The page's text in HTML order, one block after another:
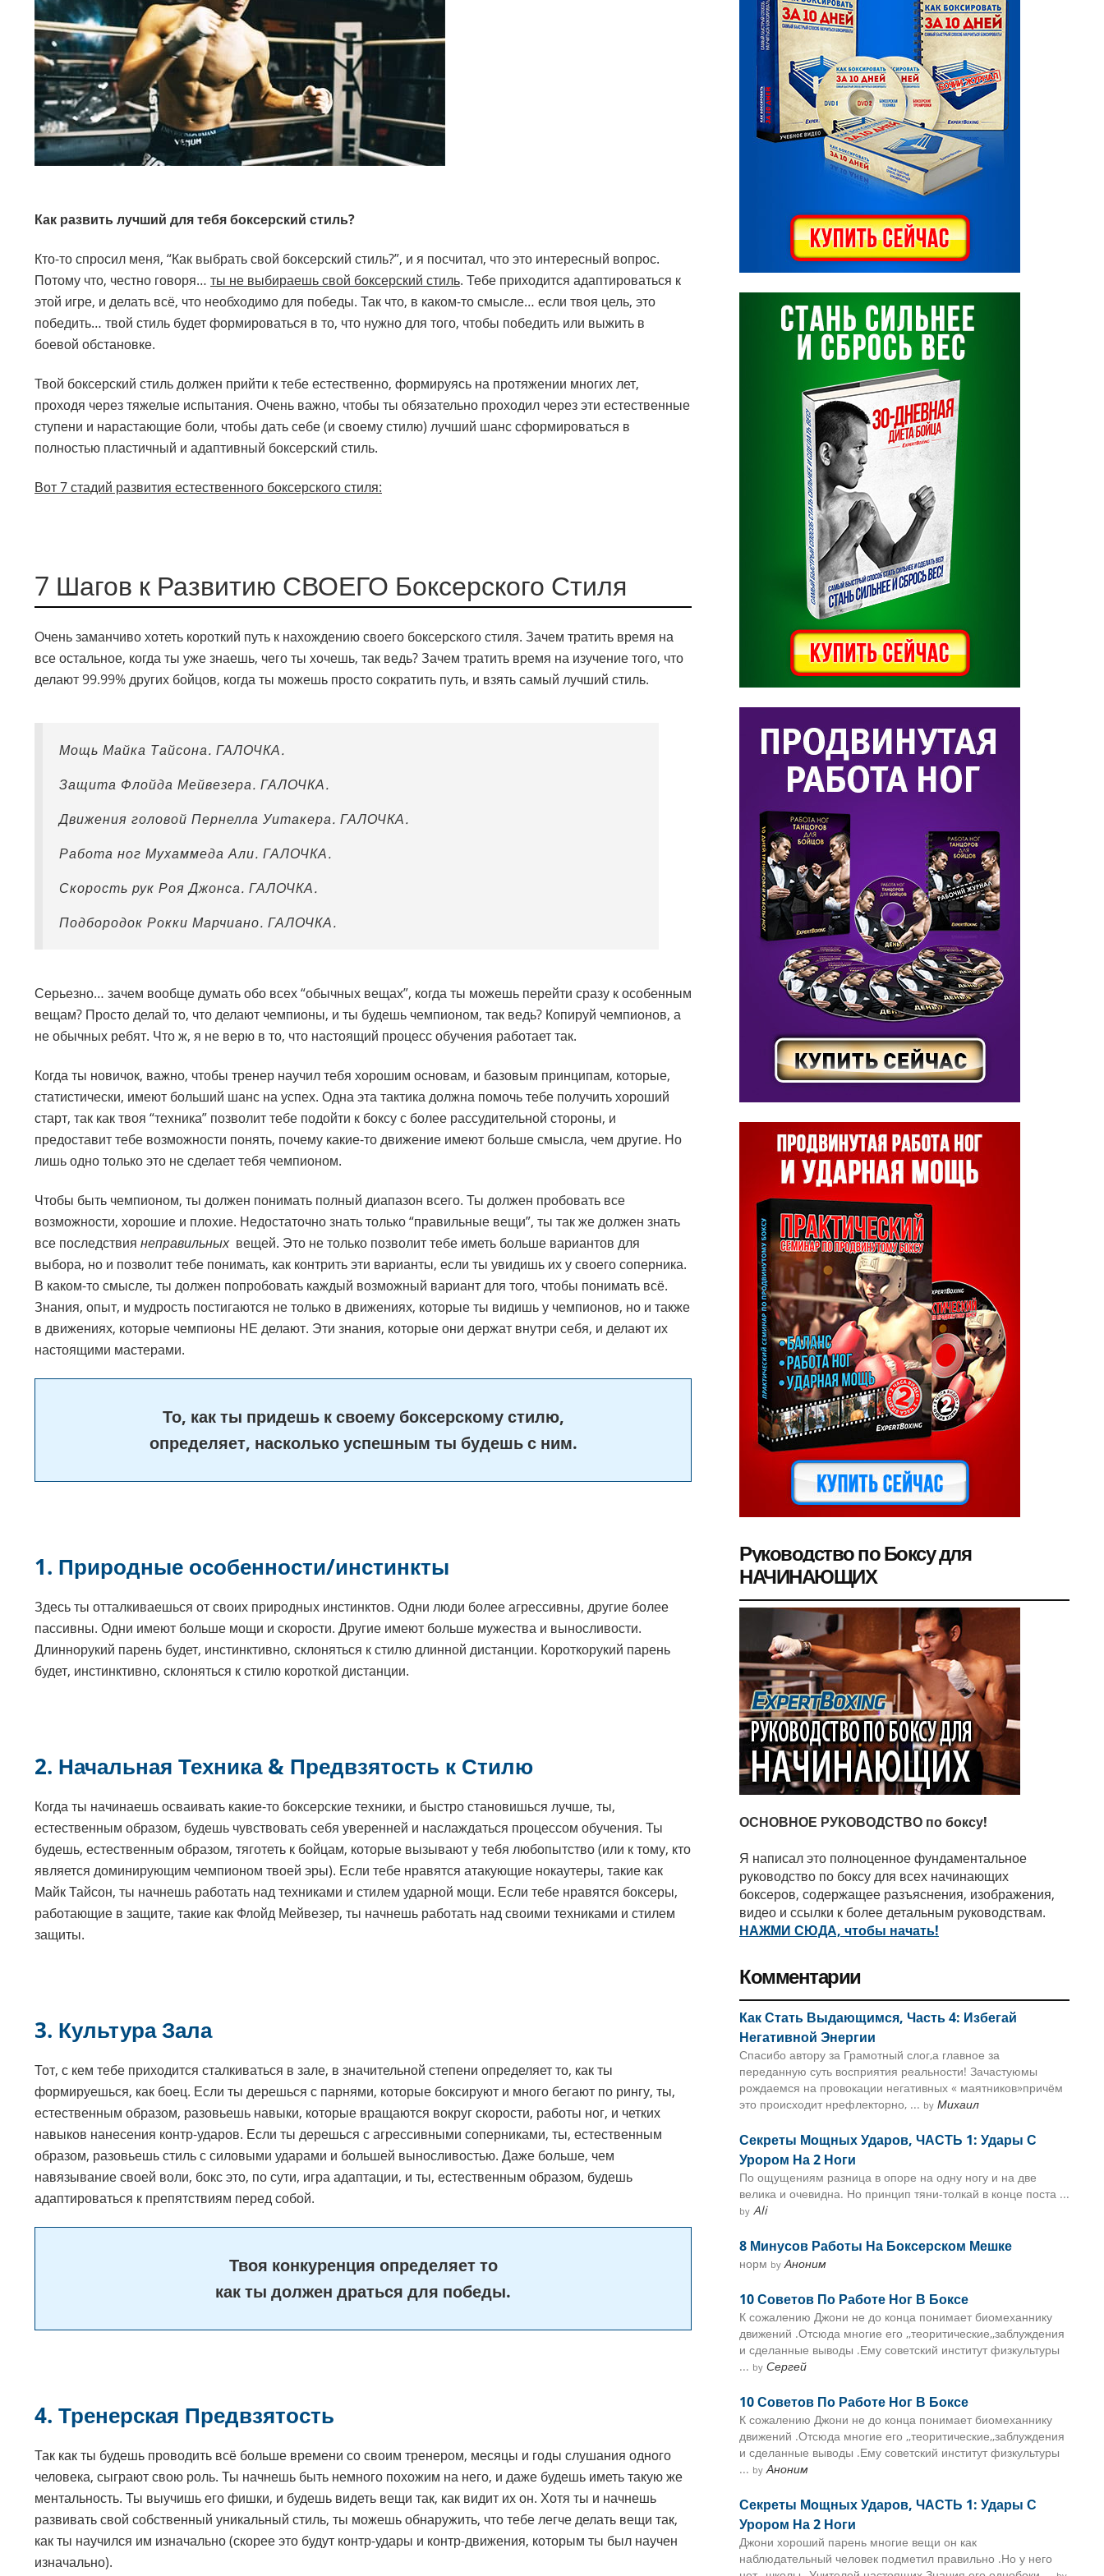
Как развить лучший для тебя боксерский стиль?
Кто-то спросил меня, “Как выбрать свой боксерский стиль?”, и я посчитал, что это интересный вопрос.
Потому что, честно говоря… ты не выбираешь свой боксерский стиль. Тебе приходится адаптироваться к
этой игре, и делать всё, что необходимо для победы. Так что, в каком-то смысле… если твоя цель, это
победить… твой стиль будет формироваться в то, что нужно для того, чтобы победить или выжить в
боевой обстановке.
Твой боксерский стиль должен прийти к тебе естественно, формируясь на протяжении многих лет,
проходя через тяжелые испытания. Очень важно, чтобы ты обязательно проходил через эти естественные
ступени и нарастающие боли, чтобы дать себе (и своему стилю) лучший шанс сформироваться в
полностью пластичный и адаптивный боксерский стиль.
Вот 7 стадий развития естественного боксерского стиля:
7 Шагов к Развитию СВОЕГО Боксерского Стиля
Очень заманчиво хотеть короткий путь к нахождению своего боксерского стиля. Зачем тратить время на
все остальное, когда ты уже знаешь, чего ты хочешь, так ведь? Зачем тратить время на изучение того, что
делают 99.99% других бойцов, когда ты можешь просто сократить путь, и взять самый лучший стиль.
Мощь Майка Тайсона. ГАЛОЧКА.
Защита Флойда Мейвезера. ГАЛОЧКА.
Движения головой Пернелла Уитакера. ГАЛОЧКА.
Работа ног Мухаммеда Али. ГАЛОЧКА.
Скорость рук Роя Джонса. ГАЛОЧКА.
Подбородок Рокки Марчиано. ГАЛОЧКА.
Серьезно… зачем вообще думать обо всех “обычных вещах”, когда ты можешь перейти сразу к особенным
вещам? Просто делай то, что делают чемпионы, и ты будешь чемпионом, так ведь? Копируй чемпионов, а
не обычных ребят. Что ж, я не верю в то, что настоящий процесс обучения работает так.
Когда ты новичок, важно, чтобы тренер научил тебя хорошим основам, и базовым принципам, которые,
статистически, имеют больший шанс на успех. Одна эта тактика должна помочь тебе получить хороший
старт, так как твоя “техника” позволит тебе подойти к боксу с более рассудительной стороны, и
предоставит тебе возможности понять, почему какие-то движение имеют больше смысла, чем другие. Но
лишь одно только это не сделает тебя чемпионом.
Чтобы быть чемпионом, ты должен понимать полный диапазон всего. Ты должен пробовать все
возможности, хорошие и плохие. Недостаточно знать только “правильные вещи”, ты так же должен знать
все последствия неправильных вещей. Это не только позволит тебе иметь больше вариантов для
выбора, но и позволит тебе понимать, как контрить эти варианты, если ты увидишь их у своего соперника.
В каком-то смысле, ты должен попробовать каждый возможный вариант для того, чтобы понимать всё.
Знания, опыт, и мудрость постигаются не только в движениях, которые ты видишь у чемпионов, но и также
в движениях, которые чемпионы НЕ делают. Эти знания, которые они держат внутри себя, и делают их
настоящими мастерами.
То, как ты придешь к своему боксерскому стилю,
определяет, насколько успешным ты будешь с ним.
1. Природные особенности/инстинкты
Здесь ты отталкиваешься от своих природных инстинктов. Одни люди более агрессивны, другие более
пассивны. Одни имеют больше мощи и скорости. Другие имеют больше мужества и выносливости.
Длиннорукий парень будет, инстинктивно, склоняться к стилю длинной дистанции. Короткорукий парень
будет, инстинктивно, склоняться к стилю короткой дистанции.
2. Начальная Техника & Предвзятость к Стилю
Когда ты начинаешь осваивать какие-то боксерские техники, и быстро становишься лучше, ты,
естественным образом, будешь чувствовать себя уверенней и наслаждаться процессом обучения. Ты
будешь, естественным образом, тяготеть к бойцам, которые вызывают у тебя любопытство (или к тому, кто
является доминирующим чемпионом твоей эры). Если тебе нравятся атакующие нокаутеры, такие как
Майк Тайсон, ты начнешь работать над техниками и стилем ударной мощи. Если тебе нравятся боксеры,
работающие в защите, такие как Флойд Мейвезер, ты начнешь работать над своими техниками и стилем
защиты.
3. Культура Зала
Тот, с кем тебе приходится сталкиваться в зале, в значительной степени определяет то, как ты
формируешься, как боец. Если ты дерешься с парнями, которые боксируют и много бегают по рингу, ты,
естественным образом, разовьешь навыки, которые вращаются вокруг скорости, работы ног, и четких
навыков нанесения контр-ударов. Если ты дерешься с агрессивными соперниками, ты, естественным
образом, разовьешь стиль с силовыми ударами и большей выносливостью. Даже больше, чем
навязывание своей воли, бокс это, по сути, игра адаптации, и ты, естественным образом, будешь
адаптироваться к препятствиям перед собой.
Твоя конкуренция определяет то
как ты должен драться для победы.
4. Тренерская Предвзятость
Так как ты будешь проводить всё больше времени со своим тренером, месяцы и годы слушания одного
человека, сыграют свою роль. Ты начнешь быть немного похожим на него, и даже будешь иметь такую же
ментальность. Ты выучишь его фишки, и будешь видеть вещи так, как видит их он. Хотя ты и начнешь
развивать свой собственный уникальный стиль, ты можешь обнаружить, что тебе легче делать вещи так,
как ты научился им изначально (скорее это будут контр-удары и контр-движения, которым ты был научен
изначально).
Руководство по Боксу для
НАЧИНАЮЩИХ
ОСНОВНОЕ РУКОВОДСТВО по боксу!
Я написал это полноценное фундаментальное
руководство по боксу для всех начинающих
боксеров, содержащее разъяснения, изображения,
видео и ссылки к более детальным руководствам.
НАЖМИ СЮДА, чтобы начать!
Комментарии
Как Стать Выдающимся, Часть 4: Избегай
Негативной Энергии
Спасибо автору за Грамотный слог,а главное за
переданную суть восприятия реальности! Зачастуюмы
рождаемся на провокации негативных « маятников»причём
это происходит нрефлекторно, ... by Михаил
Секреты Мощных Ударов, ЧАСТЬ 1: Удары С
Урором На 2 Ноги
По ощущениям разница в опоре на одну ногу и на две
велика и очевидна. Но принцип тяни-толкай в конце поста ...
by Ali
8 Минусов Работы На Боксерском Мешке
норм by Аноним
10 Советов По Работе Ног В Боксе
К сожалению Джони не до конца понимает биомеханнику
движений .Отсюда многие его ,,теоритические,,заблуждения
и сделанные выводы .Ему советский институт физкультуры
... by Сергей
10 Советов По Работе Ног В Боксе
К сожалению Джони не до конца понимает биомеханнику
движений .Отсюда многие его ,,теоритические,,заблуждения
и сделанные выводы .Ему советский институт физкультуры
... by Аноним
Секреты Мощных Ударов, ЧАСТЬ 1: Удары С
Урором На 2 Ноги
Джони хороший парень многие вещи он как
наблюдательный человек подметил правильно .Но у него